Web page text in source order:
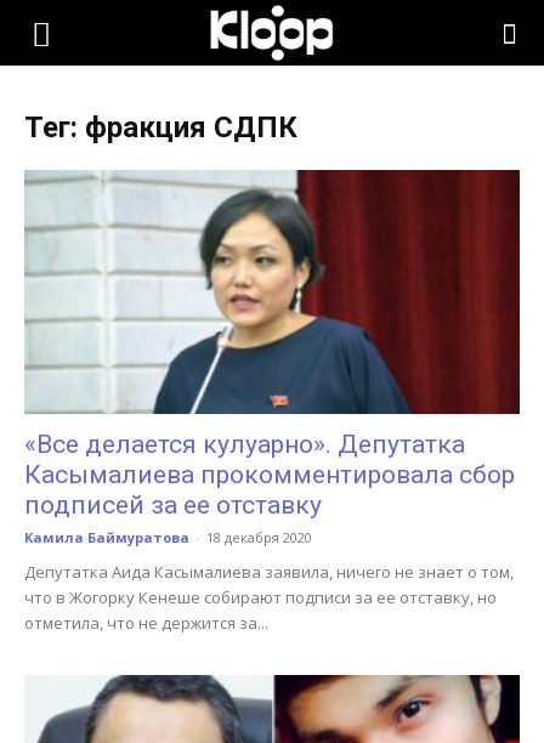
KLOOP.KG
Новости
Тег: фракция СДПК
«Все делается кулуарно». Депутатка
Касымалиева прокомментировала сбор
подписей за ее отставку
Камила Баймуратова - 18 декабря 2020
Депутатка Аида Касымалиева заявила, ничего не знает о том,
что в Жогорку Кенеше собирают подписи за ее отставку, но
отметила, что не держится за...